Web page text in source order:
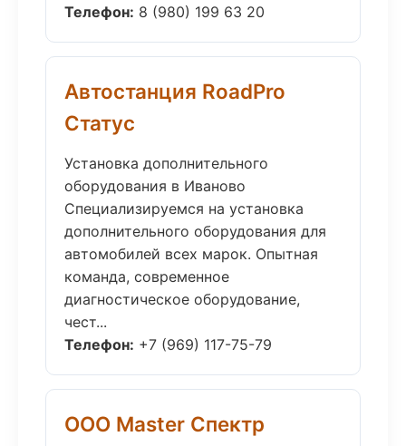
Телефон: 8 (980) 199 63 20
Автостанция RoadPro
Статус
Установка дополнительного
оборудования в Иваново
Специализируемся на установка
дополнительного оборудования для
автомобилей всех марок. Опытная
команда, современное
диагностическое оборудование,
чест...
Телефон: +7 (969) 117-75-79
ООО Master Спектр